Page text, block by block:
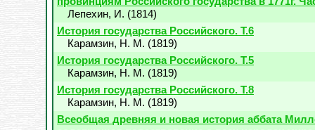
Лепехин, И. (1814)
История государства Российского. Т.6
Карамзин, Н. М. (1819)
История государства Российского. Т.5
Карамзин, Н. М. (1819)
История государства Российского. Т.8
Карамзин, Н. М. (1819)
Всеобщая древняя и новая история аббата